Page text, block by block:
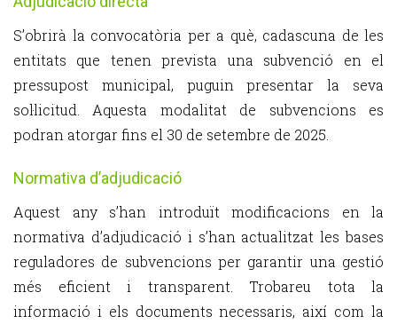
S’obrirà la convocatòria per a què, cadascuna de les
entitats que tenen prevista una subvenció en el
pressupost municipal, puguin presentar la seva
sol·licitud. Aquesta modalitat de subvencions es
podran atorgar fins el 30 de setembre de 2025.
Normativa d’adjudicació
Aquest any s’han introduït modificacions en la
normativa d’adjudicació i s’han actualitzat les bases
reguladores de subvencions per garantir una gestió
més eficient i transparent. Trobareu tota la
informació i els documents necessaris, així com la